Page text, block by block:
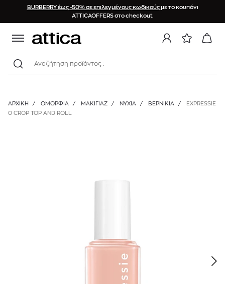
BURBERRY έως -50% σε επιλεγμένους κωδικούςμε το κουπόνι
ATTICAOFFERS στο checkout.
Αναζήτηση προϊόντος :
ΑΡΧΙΚΉ / ΟΜΟΡΦΙΑ / ΜΑΚΙΓΙΑΖ / ΝΎΧΙΑ / ΒΕΡΝΊΚΙΑ /
EXPRESSIE
0 CROP TOP AND ROLL